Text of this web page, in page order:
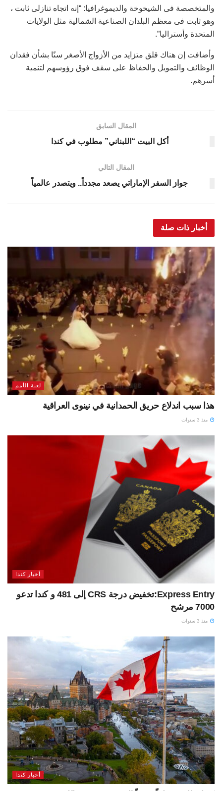
والمتخصصة فى الشيخوخة والديموغرافيا: “إنه اتجاه تنازلى ثابت ،
وهو ثابت فى معظم البلدان الصناعية الشمالية مثل الولايات
المتحدة وأستراليا”.
وأضافت إن هناك قلق متزايد من الأزواج الأصغر سنًا بشأن فقدان
الوظائف والتمويل والحفاظ على سقف فوق رؤوسهم لتنمية
أسرهم.
المقال السابق
أكل البيت “اللبناني” مطلوب في كندا
المقال التالي
جواز السفر الإماراتي يصعد مجدداً.. ويتصدر عالمياً
أخبار ذات صلة
لعبة الأمم
هذا سبب اندلاع حريق الحمدانية في نينوى العراقية
منذ 3 سنوات
أخبار كندا
Express Entry:تخفيض درجة CRS إلى 481 و كندا تدعو
7000 مرشح
منذ 3 سنوات
أخبار كندا